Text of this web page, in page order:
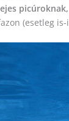
(esetleg is-